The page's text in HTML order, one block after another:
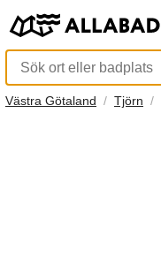
Västra Götaland Tjörn